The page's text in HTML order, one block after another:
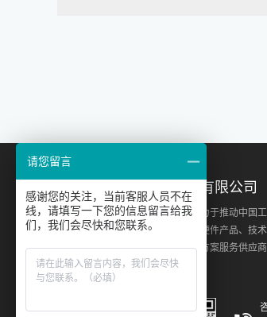
北京天拓四方科技股份有限公司
北京天拓四方科技股份有限公司致力于推动中国
化、数字化、网络化、智能化的软硬件产品、技
联网领域高新技术企业及整体解决方案服务供应
集成、实施和运维的综合能力。
请您留言
感谢您的关注，当前客服人员不在
线，请填写一下您的信息留言给我
们，我们会尽快和您联系。